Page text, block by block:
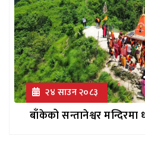
२४ साउन २०८३
बाँकेको सन्तानेश्वर